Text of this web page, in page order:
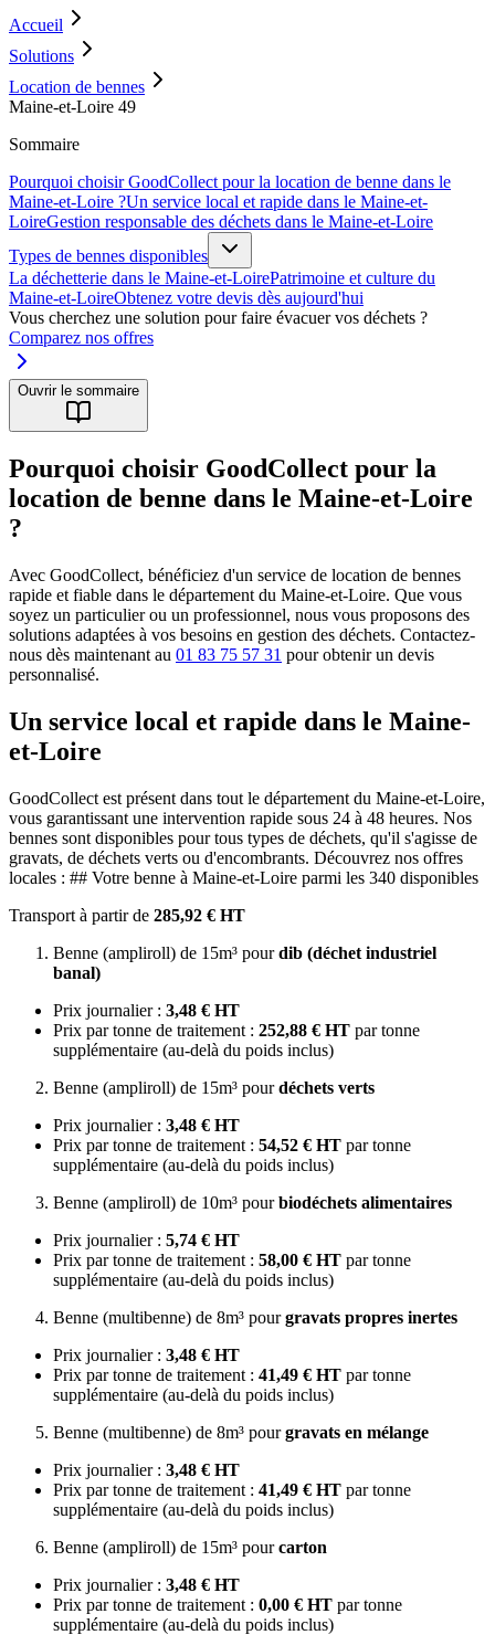
Accueil
Solutions
Location de bennes
Maine-et-Loire 49
Sommaire
Pourquoi choisir GoodCollect pour la location de benne dans le
Maine-et-Loire ?Un service local et rapide dans le Maine-et-
LoireGestion responsable des déchets dans le Maine-et-Loire
Types de bennes disponibles
La déchetterie dans le Maine-et-LoirePatrimoine et culture du
Maine-et-LoireObtenez votre devis dès aujourd'hui
Vous cherchez une solution pour faire évacuer vos déchets ?
Comparez nos offres
Ouvrir le sommaire
Pourquoi choisir GoodCollect pour la
location de benne dans le Maine-et-Loire
?
Avec GoodCollect, bénéficiez d'un service de location de bennes
rapide et fiable dans le département du Maine-et-Loire. Que vous
soyez un particulier ou un professionnel, nous vous proposons des
solutions adaptées à vos besoins en gestion des déchets. Contactez-
nous dès maintenant au 01 83 75 57 31 pour obtenir un devis
personnalisé.
Un service local et rapide dans le Maine-
et-Loire
GoodCollect est présent dans tout le département du Maine-et-Loire,
vous garantissant une intervention rapide sous 24 à 48 heures. Nos
bennes sont disponibles pour tous types de déchets, qu'il s'agisse de
gravats, de déchets verts ou d'encombrants. Découvrez nos offres
locales : ## Votre benne à Maine-et-Loire parmi les 340 disponibles
Transport à partir de 285,92 € HT
Benne (ampliroll) de 15m³ pourdib (déchet industriel
banal)
Prix journalier : 3,48 € HT
Prix par tonne de traitement : 252,88 € HT par tonne
supplémentaire (au-delà du poids inclus)
Benne (ampliroll) de 15m³ pourdéchets verts
Prix journalier : 3,48 € HT
Prix par tonne de traitement : 54,52 € HT par tonne
supplémentaire (au-delà du poids inclus)
Benne (ampliroll) de 10m³ pourbiodéchets alimentaires
Prix journalier : 5,74 € HT
Prix par tonne de traitement : 58,00 € HT par tonne
supplémentaire (au-delà du poids inclus)
Benne (multibenne) de 8m³ pourgravats propres inertes
Prix journalier : 3,48 € HT
Prix par tonne de traitement : 41,49 € HT par tonne
supplémentaire (au-delà du poids inclus)
Benne (multibenne) de 8m³ pourgravats en mélange
Prix journalier : 3,48 € HT
Prix par tonne de traitement : 41,49 € HT par tonne
supplémentaire (au-delà du poids inclus)
Benne (ampliroll) de 15m³ pourcarton
Prix journalier : 3,48 € HT
Prix par tonne de traitement : 0,00 € HT par tonne
supplémentaire (au-delà du poids inclus)